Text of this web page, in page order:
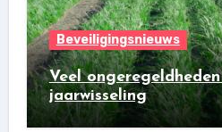
Beveiligingsnieuws
Veel
jaarwisseling